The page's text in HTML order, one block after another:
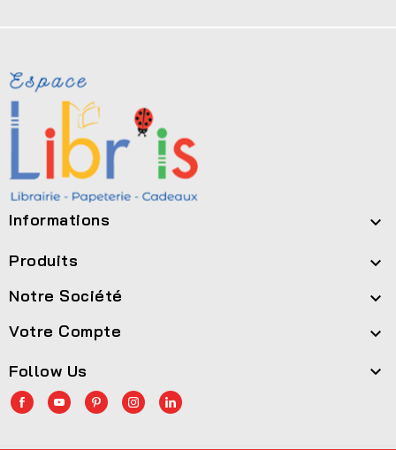
Informations 
Produits 
Notre Société 
Votre Compte 
Follow Us 